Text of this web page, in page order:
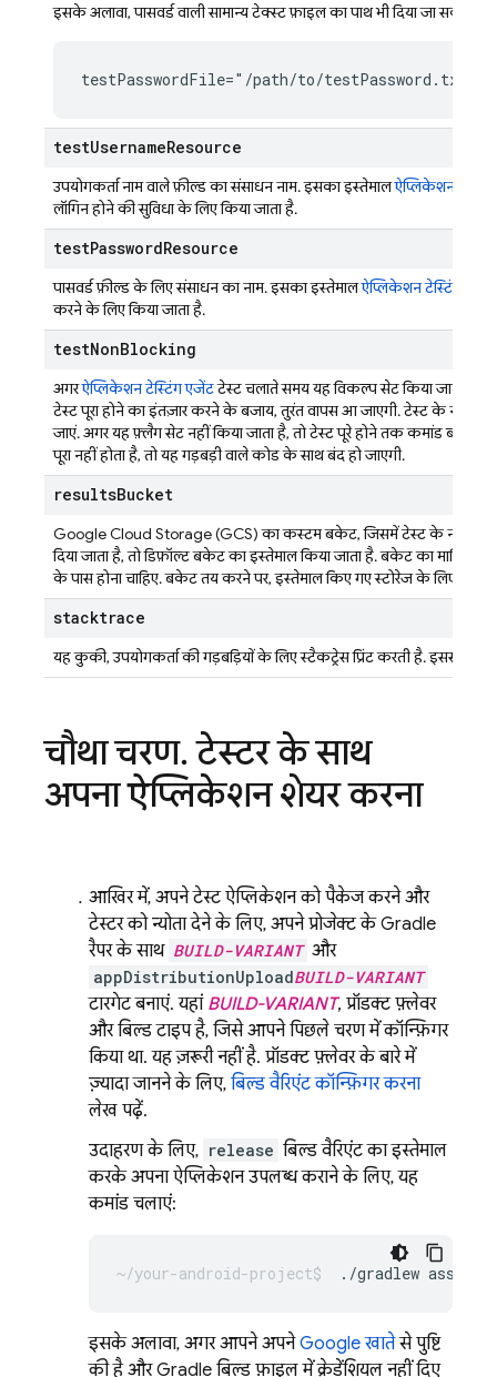
इसके अलावा, पासवर्ड वाली सामान्य टेक्स्ट फ़ाइल का पाथ भी दिया जा सकता है:
testPasswordFile="/path/to/testPassword.txt"
testUsernameResource
उपयोगकर्ता नाम वाले फ़ील्ड का संसाधन नाम. इसका इस्तेमालऐप्लिकेशन
लॉगिन होने की सुविधा के लिए किया जाता है.
testPasswordResource
पासवर्ड फ़ील्ड के लिए संसाधन का नाम. इसका इस्तेमालऐप्लिकेशन टेस्टिंग एजेंट
करने के लिए किया जाता है.
testNonBlocking
अगरऐप्लिकेशन टेस्टिंग एजेंटटेस्ट चलाते समय यह विकल्प सेट किया जाता है,
टेस्ट पूरा होने का इंतज़ार करने के बजाय, तुरंत वापस आ जाएगी. टेस्ट के
जाएं. अगर यह फ़्लैग सेट नहीं किया जाता है, तो टेस्ट पूरे होने तक कमांड ब्लॉक
पूरा नहीं होता है, तो यह गड़बड़ी वाले कोड के साथ बंद हो जाएगी.
resultsBucket
Google Cloud Storage (GCS) का कस्टम बकेट, जिसमें टेस्ट के नतीजे
दिया जाता है, तो डिफ़ॉल्ट बकेट का इस्तेमाल किया जाता है. बकेट का
के पास होना चाहिए. बकेट तय करने पर, इस्तेमाल किए गए स्टोरेज के लिए
stacktrace
यह कुकी, उपयोगकर्ता की गड़बड़ियों के लिए स्टैकट्रेस प्रिंट करती है. इससे
चौथा चरण.टेस्टर के साथ
अपना ऐप्लिकेशन शेयर करना
आखिर में, अपने टेस्ट ऐप्लिकेशन को पैकेज करने और
टेस्टर को न्योता देने के लिए, अपने प्रोजेक्ट के Gradle
रैपर के साथ BUILD-VARIANT और
appDistributionUploadBUILD-VARIANT
टारगेट बनाएं. यहां BUILD-VARIANT, प्रॉडक्ट फ़्लेवर
और बिल्ड टाइप है, जिसे आपने पिछले चरण में कॉन्फ़िगर
किया था. यह ज़रूरी नहीं है. प्रॉडक्ट फ़्लेवर के बारे में
ज़्यादा जानने के लिए, बिल्ड वैरिएंट कॉन्फ़िगर करना
लेख पढ़ें.
उदाहरण के लिए, release बिल्ड वैरिएंट का इस्तेमाल
करके अपना ऐप्लिकेशन उपलब्ध कराने के लिए, यह
कमांड चलाएं:
इसके अलावा, अगर आपने अपनेGoogle खातेसे पुष्टि
की है और Gradle बिल्ड फ़ाइल में क्रेडेंशियल नहीं दिए